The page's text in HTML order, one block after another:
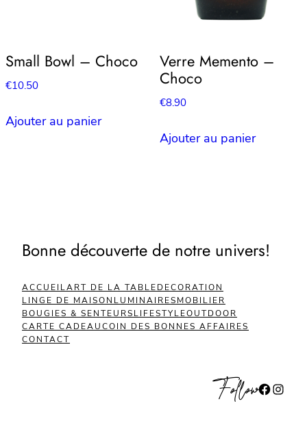
Small Bowl – Choco
€10.50
Ajouter au panier
Verre Memento –
Choco
€8.90
Ajouter au panier
Bonne découverte de notre univers!
ACCUEILART DE LA TABLEDECORATION
LINGE DE MAISON LUMINAIRESMOBILIER
BOUGIES & SENTEURSLIFESTYLEOUTDOOR
CARTE CADEAUCOIN DES BONNES AFFAIRES
CONTACT
FollowFacebook Instagram